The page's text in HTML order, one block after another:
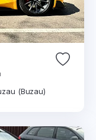
(Buzau)